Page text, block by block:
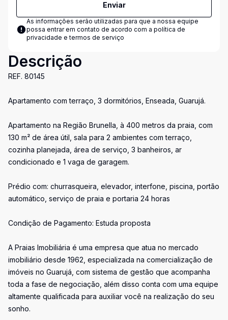
Enviar
As informações serão utilizadas para que a nossa equipe
possa entrar em contato de acordo com a política de
privacidade e termos de serviço
Descrição
REF. 80145
Apartamento com terraço, 3 dormitórios, Enseada, Guarujá.
Apartamento na Região Brunella, à 400 metros da praia, com
130 m² de área útil, sala para 2 ambientes com terraço,
cozinha planejada, área de serviço, 3 banheiros, ar
condicionado e 1 vaga de garagem.
Prédio com: churrasqueira, elevador, interfone, piscina, portão
automático, serviço de praia e portaria 24 horas
Condição de Pagamento: Estuda proposta
A Praias Imobiliária é uma empresa que atua no mercado
imobiliário desde 1962, especializada na comercialização de
imóveis no Guarujá, com sistema de gestão que acompanha
toda a fase de negociação, além disso conta com uma equipe
altamente qualificada para auxiliar você na realização do seu
sonho.